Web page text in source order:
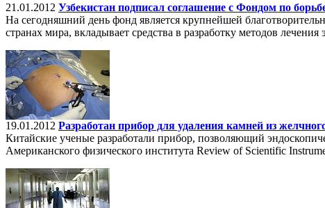
21.01.2012 Узбекистан подписал соглашение с Фондом по
На сегодняшний день фонд является крупнейшей
странах мира, вкладывает средства в разработку методов
19.01.2012 Разработан прибор для удаления камней из
Китайские ученые разработали прибор, позволяющий
Американского физического института Review of Scientific